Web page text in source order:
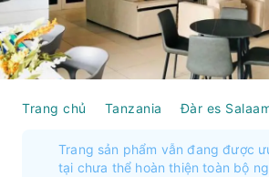
Trang chủ Tanzania Đàr es
Trang sản phẩm vẫn đang được
tại chưa thể hoàn thiện toàn bộ